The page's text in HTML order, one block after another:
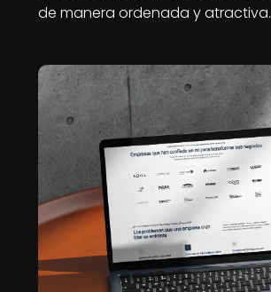
de manera ordenada y atractiva.